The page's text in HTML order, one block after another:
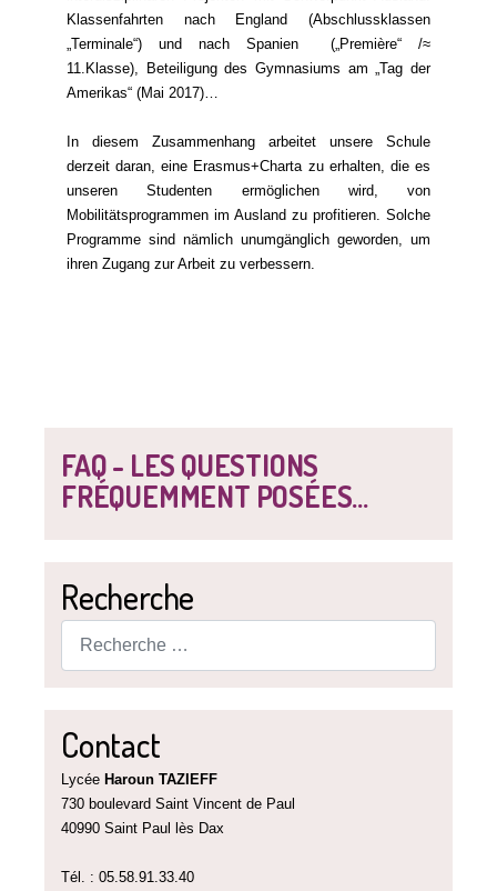
FAQ - LES QUESTIONS
FRÉQUEMMENT POSÉES...
Recherche
Contact
Lycée Haroun TAZIEFF
730 boulevard Saint Vincent de Paul
40990 Saint Paul lès Dax
Tél. : 05.58.91.33.40
Klassenfahrten nach England (Abschlussklassen
„Terminale“) und nach Spanien („Première“ /≈
11.Klasse), Beteiligung des Gymnasiums am „Tag der
Amerikas“ (Mai 2017)…
In diesem Zusammenhang arbeitet unsere Schule
derzeit daran, eine Erasmus+Charta zu erhalten, die es
unseren Studenten ermöglichen wird, von
Mobilitätsprogrammen im Ausland zu profitieren. Solche
Programme sind nämlich unumgänglich geworden, um
ihren Zugang zur Arbeit zu verbessern.